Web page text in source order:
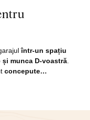
într-un spațiu
munca D-voastră
concepute…